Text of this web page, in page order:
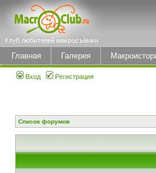
Главная Галерея
Вход Регистрация
Список форумов